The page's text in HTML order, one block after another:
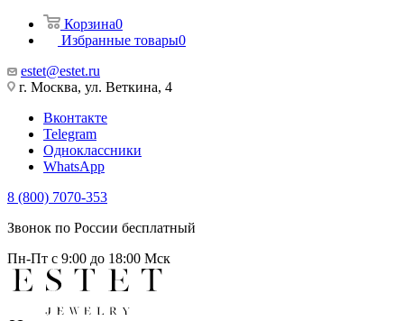
Корзина0
Избранные товары0
estet@estet.ru
г. Москва, ул. Веткина, 4
Вконтакте
Telegram
Одноклассники
WhatsApp
8 (800) 7070-353
Звонок по России бесплатный
Пн-Пт с 9:00 до 18:00 Мск